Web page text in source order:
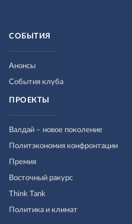
СОБЫТИЯ
Анонсы
События клуба
ПРОЕКТЫ
Валдай – новое поколение
Политэкономия конфронтации
Премия
Восточный ракурс
Think Tank
Политика и климат